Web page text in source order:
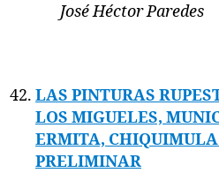
José Héctor Paredes
LAS PINTURAS
LOS MIGUELES,
ERMITA,
PRELIMINAR